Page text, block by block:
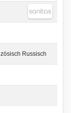
Russisch